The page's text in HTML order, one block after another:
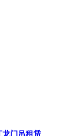
龙门吊租赁